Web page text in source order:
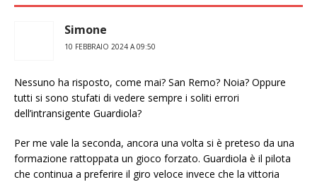
Simone
10 FEBBRAIO 2024 A 09:50
Nessuno ha risposto, come mai? San Remo? Noia? Oppure
tutti si sono stufati di vedere sempre i soliti errori
dell’intransigente Guardiola?
Per me vale la seconda, ancora una volta si è preteso da una
formazione rattoppata un gioco forzato. Guardiola è il pilota
che continua a preferire il giro veloce invece che la vittoria